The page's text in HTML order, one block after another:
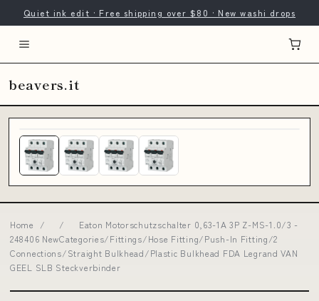
Quiet ink edit · Free shipping over $80 · New washi drops
beavers.it
Home / /
Eaton Motorschutzschalter 0,63-1A 3P Z-MS-1.0/3 -
248406 NewCategories/Fittings/Hose Fitting/Push-In Fitting/2
Connections/Straight Bulkhead/Plastic Bulkhead FDA Legrand VAN
GEEL SLB Steckverbinder